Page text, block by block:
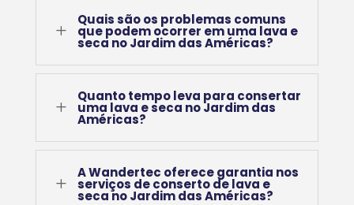
L
Quais são os problemas comuns
que podem ocorrer em uma lava e
seca no Jardim das Américas?
L
Quanto tempo leva para consertar
uma lava e seca no Jardim das
Américas?
L
A Wandertec oferece garantia nos
serviços de conserto de lava e
seca no Jardim das Américas?